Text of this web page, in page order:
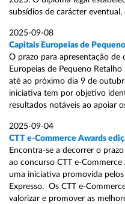
subsídios de carácter eventual,
2025-09-08
Capitais Europeias de
O prazo para apresentação de
Europeias de Pequeno
até ao próximo dia 9 de
iniciativa tem por objetivo
resultados notáveis ao apoiar
2025-09-04
CTT e-Commerce Awards
Encontra-se a decorrer o
ao concurso CTT e-
uma iniciativa promovida
Expresso. Os CTT e-
valorizar e promover as